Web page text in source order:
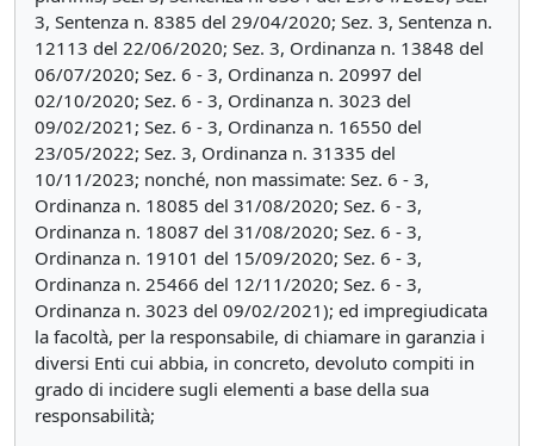
3, Sentenza n. 8385 del 29/04/2020; Sez. 3, Sentenza n.
12113 del 22/06/2020; Sez. 3, Ordinanza n. 13848 del
06/07/2020; Sez. 6 - 3, Ordinanza n. 20997 del
02/10/2020; Sez. 6 - 3, Ordinanza n. 3023 del
09/02/2021; Sez. 6 - 3, Ordinanza n. 16550 del
23/05/2022; Sez. 3, Ordinanza n. 31335 del
10/11/2023; nonché, non massimate: Sez. 6 - 3,
Ordinanza n. 18085 del 31/08/2020; Sez. 6 - 3,
Ordinanza n. 18087 del 31/08/2020; Sez. 6 - 3,
Ordinanza n. 19101 del 15/09/2020; Sez. 6 - 3,
Ordinanza n. 25466 del 12/11/2020; Sez. 6 - 3,
Ordinanza n. 3023 del 09/02/2021); ed impregiudicata
la facoltà, per la responsabile, di chiamare in garanzia i
diversi Enti cui abbia, in concreto, devoluto compiti in
grado di incidere sugli elementi a base della sua
responsabilità;